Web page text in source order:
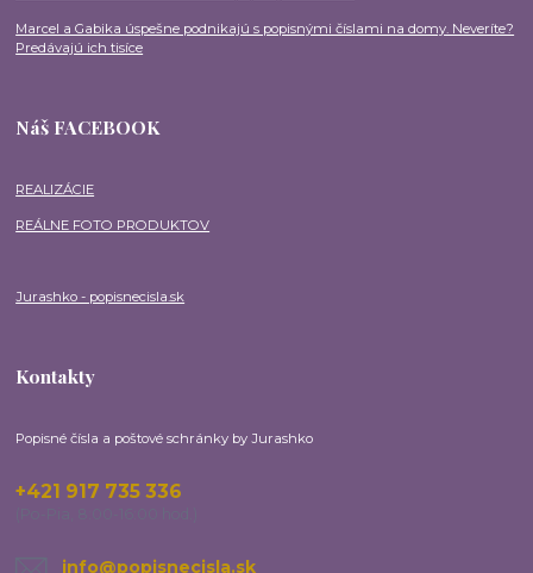
Marcel a Gabika úspešne podnikajú s popisnými číslami na domy. Neveríte?
Predávajú ich tisíce
Náš FACEBOOK
REALIZÁCIE
REÁLNE FOTO PRODUKTOV
Jurashko - popisnecisla.sk
Kontakty
Popisné čísla a poštové schránky by Jurashko
+421 917 735 336
info@popisnecisla.sk